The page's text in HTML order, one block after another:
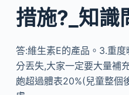
措施?_知識
答:維生素E的產品。3.重
分丟失,大家一定要大量補
皰超過體表20%(兒童整個